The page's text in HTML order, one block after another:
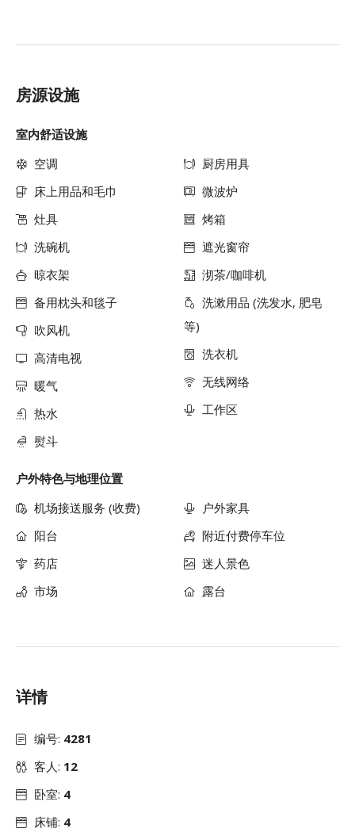
房源设施
室内舒适设施
空调
床上用品和毛巾
灶具
洗碗机
晾衣架
备用枕头和毯子
吹风机
高清电视
暖气
热水
熨斗
厨房用具
微波炉
烤箱
遮光窗帘
沏茶/咖啡机
等)
洗衣机
无线网络
工作区
户外特色与地理位置
机场接送服务 (收费)
阳台
药店
市场
户外家具
附近付费停车位
迷人景色
露台
详情
编号: 4281
客人: 12
卧室: 4
床铺: 4